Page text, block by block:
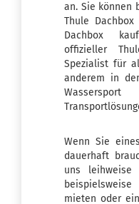
an. Sie können
Thule
Dachbox
offizieller
Spezialist für
anderem in
Wenn Sie
dauerhaft
uns leihweise
mieten oder